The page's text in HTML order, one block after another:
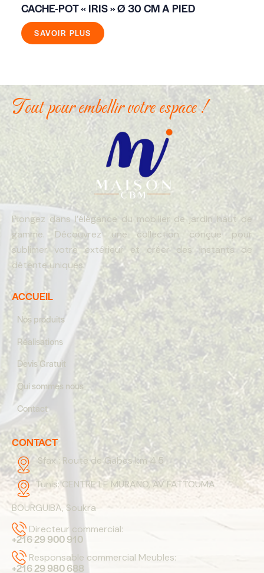
CACHE-POT « IRIS » Ø 30 CM A PIED
SAVOIR PLUS
Tout pour embellir votre espace !
Plongez dans l’élégance du mobilier de jardin haut de
gamme. Découvrez une collection conçue pour
sublimer votre extérieur et créer des instants de
détente uniques.
ACCUEIL
Nos produits
Réalisations
Devis Gratuit
Qui sommes nous
Contact
CONTACT
Sfax : Route de Gabes km 4.5
Tunis:CENTRE LE MURANO, AV FATTOUMA
BOURGUIBA, Soukra
Directeur commercial:
+216 29 900 910
Responsable commercial Meubles:
+216 29 980 688